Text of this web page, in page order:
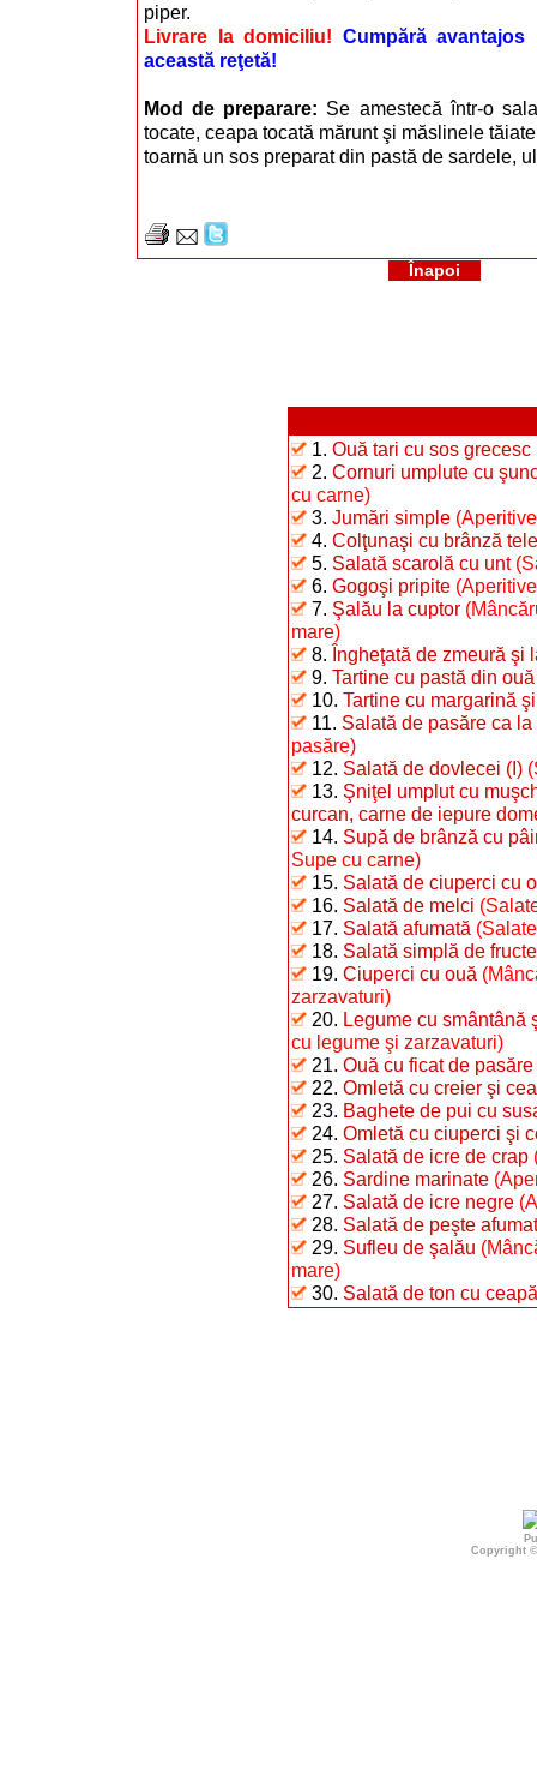
piper.
Livrare la domiciliu! Cumpără avantajos
această reţetă!
Mod de preparare: Se amestecă într-o
tocate, ceapa tocată mărunt şi măslinele
toarnă un sos preparat din pastă de sardele,
Înapoi
1. Ouă tari cu sos grecesc
2. Cornuri umplute cu
cu carne)
3. Jumări simple
4. Colţunaşi cu brânză
5. Salată scarolă cu unt
6. Gogoşi pripite
7. Şalău la cuptor
mare)
8. Îngheţată de zmeură şi
9. Tartine cu pastă din
10. Tartine cu margarină
11. Salată de pasăre ca
pasăre)
12. Salată de dovlecei (I)
13. Şniţel umplut cu
curcan, carne de iepure
14. Supă de brânză cu
Supe cu carne)
15. Salată de ciuperci cu
16. Salată de melci
17. Salată afumată
18. Salată simplă de fructe
19. Ciuperci cu ouă
zarzavaturi)
20. Legume cu smântână
cu legume şi zarzavaturi)
21. Ouă cu ficat de pasăre
22. Omletă cu creier şi
23. Baghete de pui cu
24. Omletă cu ciuperci şi
25. Salată de icre de crap
26. Sardine marinate
27. Salată de icre negre
28. Salată de peşte
29. Sufleu de şalău
mare)
30. Salată de ton cu ceapă
Copyright